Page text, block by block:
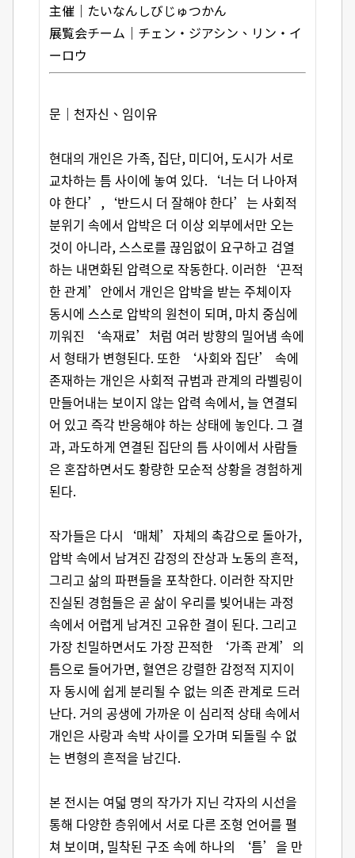
主催｜たいなんしびじゅつかん
展覧会チーム｜チェン・ジアシン、リン・イ
ーロウ
문｜천자신、임이유
현대의 개인은 가족, 집단, 미디어, 도시가 서로
교차하는 틈 사이에 놓여 있다.‘너는 더 나아져
야 한다’,‘반드시 더 잘해야 한다’는 사회적
분위기 속에서 압박은 더 이상 외부에서만 오는
것이 아니라, 스스로를 끊임없이 요구하고 검열
하는 내면화된 압력으로 작동한다. 이러한‘끈적
한 관계’안에서 개인은 압박을 받는 주체이자
동시에 스스로 압박의 원천이 되며, 마치 중심에
끼워진 ‘속재료’처럼 여러 방향의 밀어냄 속에
서 형태가 변형된다. 또한 ‘사회와 집단’ 속에
존재하는 개인은 사회적 규범과 관계의 라벨링이
만들어내는 보이지 않는 압력 속에서, 늘 연결되
어 있고 즉각 반응해야 하는 상태에 놓인다. 그 결
과, 과도하게 연결된 집단의 틈 사이에서 사람들
은 혼잡하면서도 황량한 모순적 상황을 경험하게
된다.
작가들은 다시‘매체’자체의 촉감으로 돌아가,
압박 속에서 남겨진 감정의 잔상과 노동의 흔적,
그리고 삶의 파편들을 포착한다. 이러한 작지만
진실된 경험들은 곧 삶이 우리를 빚어내는 과정
속에서 어렵게 남겨진 고유한 결이 된다. 그리고
가장 친밀하면서도 가장 끈적한 ‘가족 관계’의
틈으로 들어가면, 혈연은 강렬한 감정적 지지이
자 동시에 쉽게 분리될 수 없는 의존 관계로 드러
난다. 거의 공생에 가까운 이 심리적 상태 속에서
개인은 사랑과 속박 사이를 오가며 되돌릴 수 없
는 변형의 흔적을 남긴다.
본 전시는 여덟 명의 작가가 지닌 각자의 시선을
통해 다양한 층위에서 서로 다른 조형 언어를 펼
쳐 보이며, 밀착된 구조 속에 하나의 ‘틈’을 만